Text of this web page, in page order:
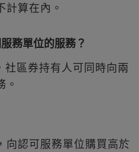
計算在內。
務單位的服務？
區券持有人可同時向兩
。
向認可服務單位購買高於